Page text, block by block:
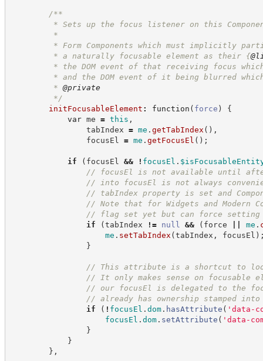
/**
* Sets up the focus listener on this
*
* Form Components which must implicitly
* a naturally focusable element as their {
* the DOM event of that receiving focus which
* and the DOM event of it being blurred which
* @private
*/
initFocusableElement : function ( force )
{
var me = this ,
tabIndex = me . getTabIndex ( ) ,
focusEl = me . getFocusEl ( ) ;
if ( focusEl && ! focusEl .
// focusEl is not available until
// into focusEl is not always
// tabIndex property is set and
// Note that for Widgets and Modern
// flag set yet but can force setting
if
(tabIndex != null && ( force me .
me . setTabIndex (tabIndex , focusEl )
}
// This attribute is a shortcut to look
// It only makes sense on focusable
// our focusEl is delegated to the
// already has ownership stamped
if
( ! focusEl . dom. hasAttribute ( ' data-
focusEl . dom. setAttribute ( ' data-
}
}
} ,